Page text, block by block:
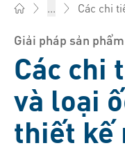
... Các chi
Giải pháp sản phẩm
Các chi
và loại
thiết kế